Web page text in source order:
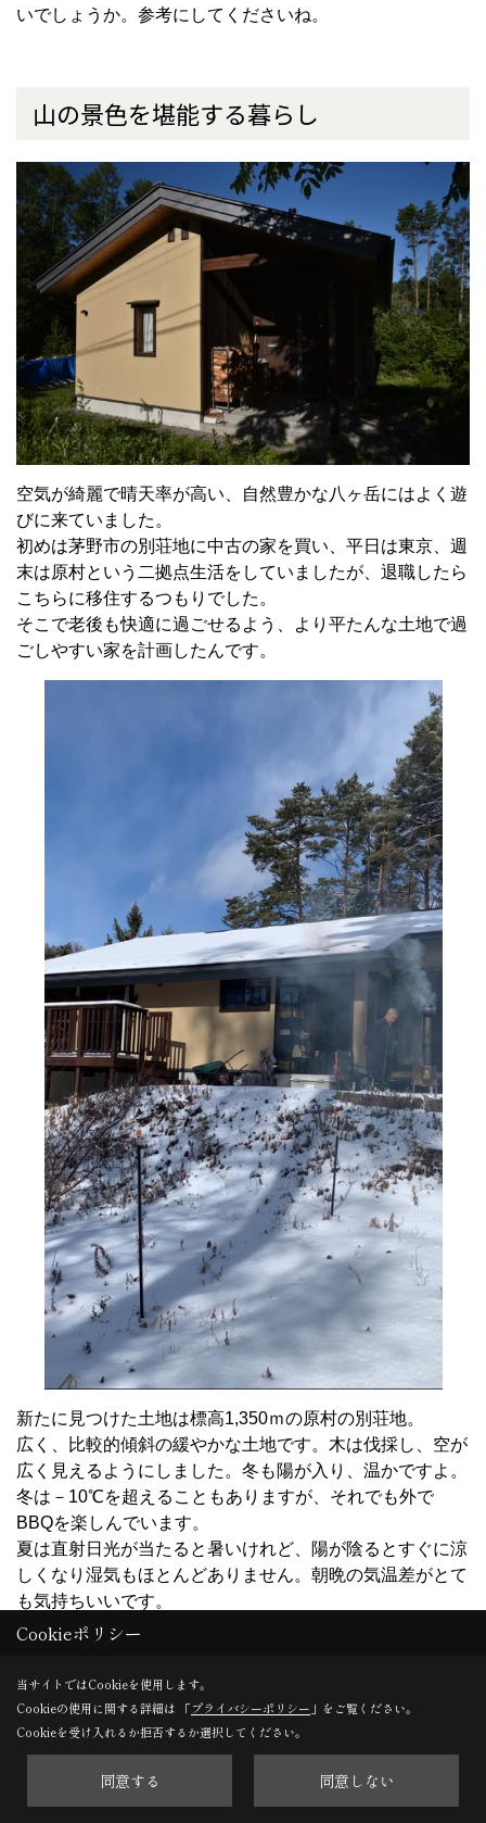
いでしょうか。参考にしてくださいね。
山の景色を堪能する暮らし
空気が綺麗で晴天率が高い、自然豊かな八ヶ岳にはよく遊
びに来ていました。
初めは茅野市の別荘地に中古の家を買い、平日は東京、週
末は原村という二拠点生活をしていましたが、退職したら
こちらに移住するつもりでした。
そこで老後も快適に過ごせるよう、より平たんな土地で過
ごしやすい家を計画したんです。
新たに見つけた土地は標高1,350ｍの原村の別荘地。
広く、比較的傾斜の緩やかな土地です。木は伐採し、空が
広く見えるようにしました。冬も陽が入り、温かですよ。
冬は－10℃を超えることもありますが、それでも外で
BBQを楽しんでいます。
夏は直射日光が当たると暑いけれど、陽が陰るとすぐに涼
しくなり湿気もほとんどありません。朝晩の気温差がとて
も気持ちいいです。
山の景色も堪能しています。
帰り道は正面に八ヶ岳が。左手には蓼科山や霧ケ峰が見え
ます。その時々で表情を変える山々ですが、一日の中でも
夜は夜で楽しみがあります。満点の星空が見え、天体観測
Cookieポリシー
当サイトではCookieを使用します。
Cookieの使用に関する詳細は 「プライバシーポリシー 」をご覧ください。
Cookieを受け入れるか拒否するか選択してください。
同意する 同意しない